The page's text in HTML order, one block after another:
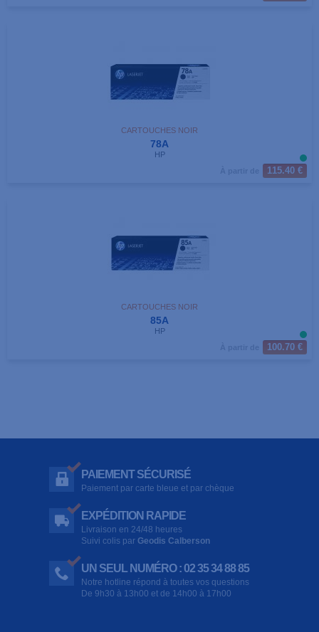
CARTOUCHES NOIR
78A
HP
115.40 €
CARTOUCHES NOIR
85A
HP
100.70 €
PAIEMENT SÉCURISÉ
Paiement par carte bleue et par chèque
EXPÉDITION RAPIDE
Livraison en 24/48 heures
Suivi colis par Geodis Calberson
UN SEUL NUMÉRO : 02 35 34 88 85
Notre hotline répond à toutes vos questions
De 9h30 à 13h00 et de 14h00 à 17h00